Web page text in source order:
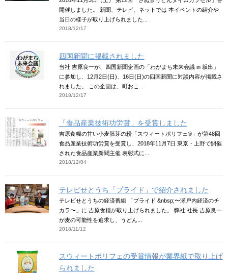
開催しました。 新聞、テレビ、ネットでは 本イベントの紹介や
当日の様子が取り上げられました...
2018/12/17
四国新聞に掲載されました
当社 吉原良一が、四国新聞企画の「わがまち未来会議 in 坂出」
に参加し、12月2日(日)、16日(日)の四国新聞に対談内容が掲載さ
れました。 この企画は、町おこ...
2018/12/17
「食品産業技術功労賞」を受賞しました
吉原食糧の甘い小麦胚芽の粉「スウィートポリフェ®」が第48回
食品産業技術功労賞を受賞し、2018年11月7日 東京・上野で開催
された食品産業新聞主催 表彰式に...
2018/12/04
テレビせとうち「プライド」で紹介されました
テレビせとうちの経済番組 「プライド &nbsp;〜瀬戸内経済のチ
カラ〜」に 吉原食糧が取り上げられました。 弊社 社長 吉原良一
が麦の可能性を追求し、うどん...
2018/11/12
スウィートポリフェの受賞情報が業界紙で取り上げ
られました